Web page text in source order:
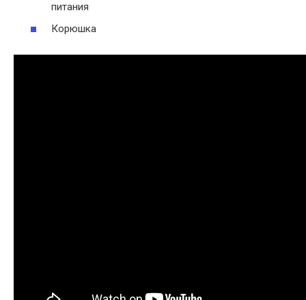
питания
Корюшка